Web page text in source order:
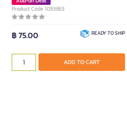
Product Code 1093863
฿ 75.00 READY TO SHIP
ADD TO CART